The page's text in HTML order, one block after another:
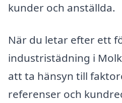
kunder och anställda.
När du letar efter ett
industristädning i
att ta hänsyn till
referenser och